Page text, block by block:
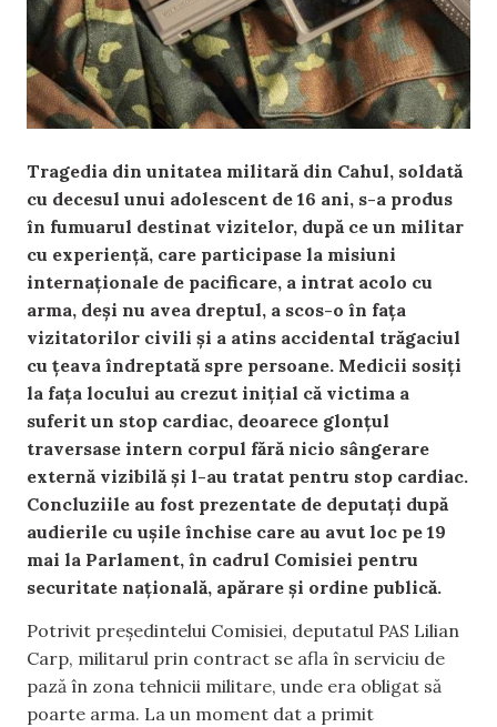
Tragedia din unitatea militară din Cahul, soldată
cu decesul unui adolescent de 16 ani, s-a produs
în fumuarul destinat vizitelor, după ce un militar
cu experiență, care participase la misiuni
internaționale de pacificare, a intrat acolo cu
arma, deși nu avea dreptul, a scos-o în fața
vizitatorilor civili și a atins accidental trăgaciul
cu țeava îndreptată spre persoane. Medicii sosiți
la fața locului au crezut inițial că victima a
suferit un stop cardiac, deoarece glonțul
traversase intern corpul fără nicio sângerare
externă vizibilă și l-au tratat pentru stop cardiac.
Concluziile au fost prezentate de deputați după
audierile cu ușile închise care au avut loc pe 19
mai la Parlament, în cadrul Comisiei pentru
securitate națională, apărare și ordine publică.
Potrivit președintelui Comisiei, deputatul PAS Lilian
Carp, militarul prin contract se afla în serviciu de
pază în zona tehnicii militare, unde era obligat să
poarte arma. La un moment dat a primit